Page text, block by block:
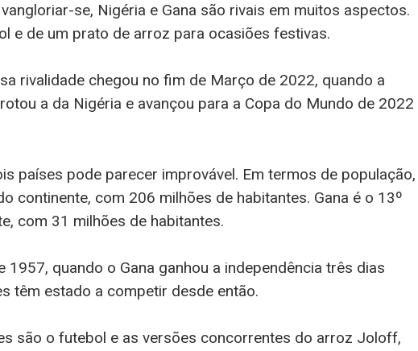
se, Nigéria e Gana são rivais em muitos aspectos.
e de um prato de arroz para ocasiões festivas.
rivalidade chegou no fim de Março de 2022, quando a
a da Nigéria e avançou para a Copa do Mundo de 2022
países pode parecer improvável. Em termos de população,
continente, com 206 milhões de habitantes. Gana é o 13º
com 31 milhões de habitantes.
1957, quando o Gana ganhou a independência três dias
têm estado a competir desde então.
são o futebol e as versões concorrentes do arroz Joloff,